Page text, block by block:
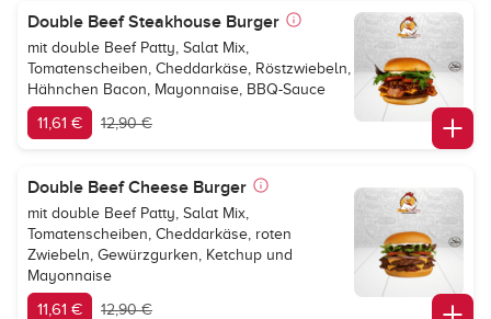
Double Beef Steakhouse Burger
mit double Beef Patty, Salat Mix,
Tomatenscheiben, Cheddarkäse, Röstzwiebeln,
Hähnchen Bacon, Mayonnaise, BBQ-Sauce
11,61 € 12,90 €
Double Beef Cheese Burger
mit double Beef Patty, Salat Mix,
Tomatenscheiben, Cheddarkäse, roten
Zwiebeln, Gewürzgurken, Ketchup und
Mayonnaise
11,61 € 12,90 €